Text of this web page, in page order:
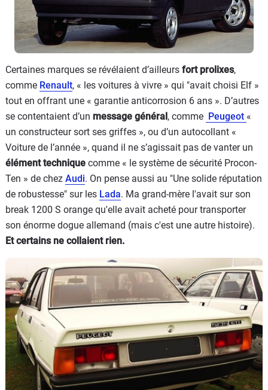
Certaines marques se révélaient d’ailleurs fort prolixes,
comme Renault, « les voitures à vivre » qui "avait choisi Elf »
tout en offrant une « garantie anticorrosion 6 ans ». D’autres
se contentaient d’un message général, comme Peugeot «
un constructeur sort ses griffes », ou d’un autocollant «
Voiture de l’année », quand il ne s’agissait pas de vanter un
élément technique comme « le système de sécurité Procon-
Ten » de chez Audi. On pense aussi au "Une solide réputation
de robustesse" sur les Lada. Ma grand-mère l'avait sur son
break 1200 S orange qu'elle avait acheté pour transporter
son énorme dogue allemand (mais c'est une autre histoire).
Et certains ne collaient rien.